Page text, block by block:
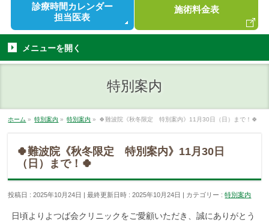
診療時間 カレンダー
担当医表
施術料金表
メニューを開く
特別案内
ホーム » 特別案内 » 特別案内 » 🍀難波院《秋冬限定 特別案内》11月30日（日）まで！🍀
🍀難波院《秋冬限定 特別案内》11月30日
（日）まで！🍀
投稿日 : 2025年10月24日 最終更新日時 : 2025年10月24日 カテゴリー :特別案内
日頃よりよつば会クリニックをご愛顧いただき、誠にありがとう